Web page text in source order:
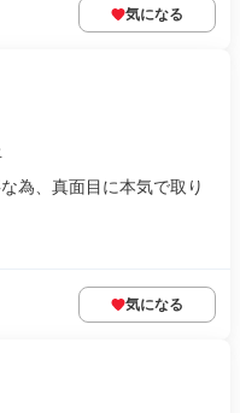
気になる
為、真面目に本気で取り
気になる